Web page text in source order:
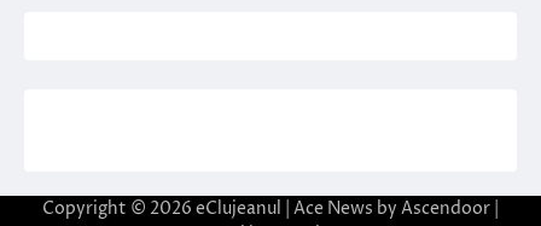
Copyright © 2026 eClujeanul | Ace News by Ascendoor